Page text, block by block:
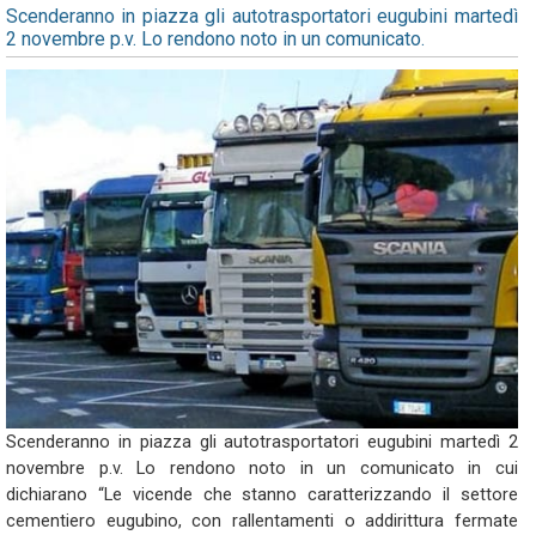
Scenderanno in piazza gli autotrasportatori eugubini martedì
2 novembre p.v. Lo rendono noto in un comunicato.
Scenderanno in piazza gli autotrasportatori eugubini martedì 2
novembre p.v. Lo rendono noto in un comunicato in cui
dichiarano “Le vicende che stanno caratterizzando il settore
cementiero eugubino, con rallentamenti o addirittura fermate